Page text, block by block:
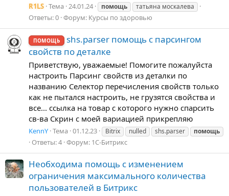
R1LS Тема 24.01.24 помощь татьяна москалева
Ответы: 0 Форум: Курсы по здоровью
ПОМОЩЬ
shs.parser помощь с парсингом
свойств по деталке
Приветствую, уважаемые! Помогите пожалуйста
настроить Парсинг свойств из деталки по
названию Селектор перечисления свойств только
как не пытался настроить, не грузятся свойства и
все... ссылка на товар с которого нужно спарсить
св-ва Скрин с моей вариацией прикрепляю
KennY Тема 01.12.23 Bitrix nulled shs.parser помощь
Ответы: 4 Форум: 1С-Битрикс
Необходима помощь с изменением
ограничения максимального количества
пользователей в Битрикс